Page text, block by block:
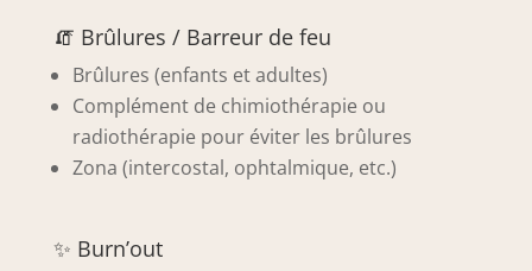
🧯 Brûlures / Barreur de feu
Brûlures (enfants et adultes)
Complément de chimiothérapie ou
radiothérapie pour éviter les brûlures
Zona (intercostal, ophtalmique, etc.)
✨ Burn’out